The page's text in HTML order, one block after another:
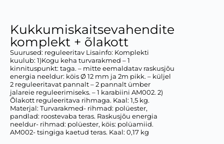
Kukkumiskaitsevahendite
komplekt + õlakott
Suurused: reguleeritav Lisainfo: Komplekti
kuulub: 1)Kogu keha turvarakmed – 1
kinnituspunkt: taga. – mitte eemaldatav raskusjõu
energia neeldur: köis Ø 12 mm ja 2m pikk. – küljel
2 reguleeritavat pannalt – 2 pannalt ümber
jalareie reguleerimiseks. – 1 karabiini AM002. 2)
Õlakott reguleeritava rihmaga. Kaal: 1,5 kg.
Materjal: Turvarakmed- rihmad: polüester,
pandlad: roostevaba teras. Raskusjõu energia
neeldur- rihmad: polüester, köis: polüamiid.
AM002- tsingiga kaetud teras. Kaal: 0,17 kg